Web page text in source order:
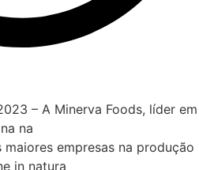
– A Minerva Foods, líder em
na
empresas na produção
in natura